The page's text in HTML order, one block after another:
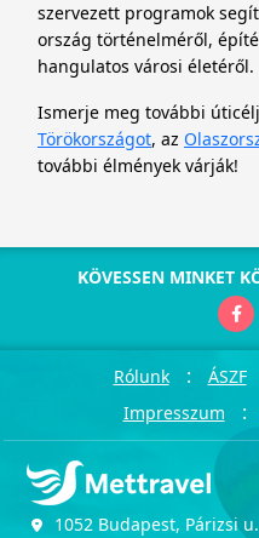
szervezett programok
ország történelméről,
hangulatos városi életéről.
Ismerje meg további
Törökországot, az
további élmények várják!
KÖVESSEN MINKET
Rólunk : ÁSZF
Impresszum :
1052 Budapest, Párizsi